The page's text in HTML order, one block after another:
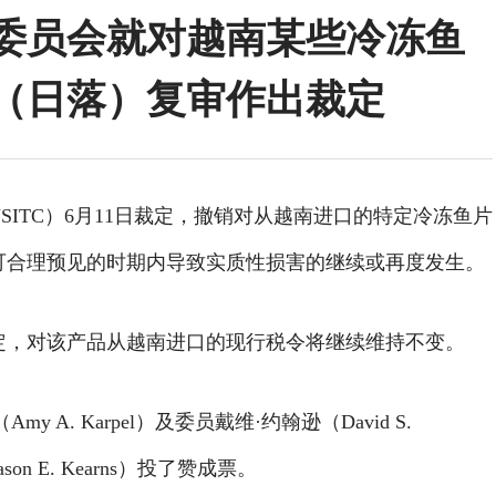
员会就对越南某些冷冻鱼
日落）复审作出裁定
）6月11日裁定，撤销对从越南进口的特定冷冻鱼片
理预见的时期内导致实质性损害的继续或再度发生。
对该产品从越南进口的现行税令将继续维持不变。
Amy A. Karpel）及委员戴维·约翰逊（David S.
E. Kearns）投了赞成票。